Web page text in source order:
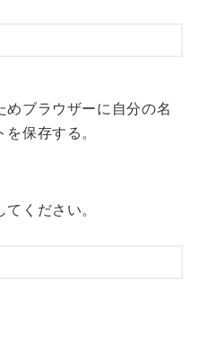
ブラウザーに自分の名
保存する。
ください。